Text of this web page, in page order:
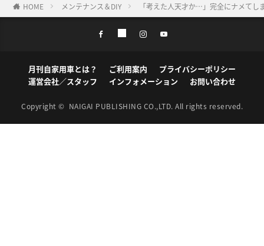
HOME メンテナンス＆DIY 「考えた人天才か…」完全にナメて
月刊自家用車とは？ ご利用案内
プライバシーポリシー
運営会社／スタッフ
インフォメーション お問い合わせ
Copyright © NAIGAI PUBLISHING CO.,LTD. All rights reserved.